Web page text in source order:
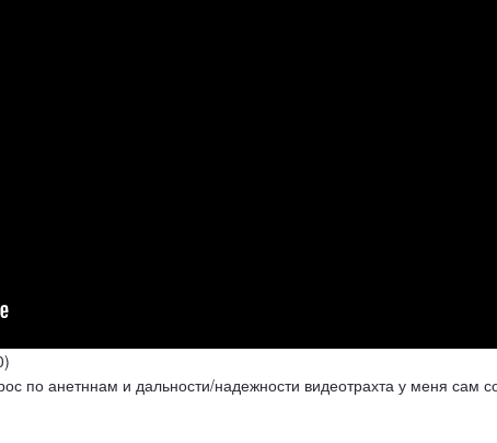
по анетннам и дальности/надежности видеотрахта у меня сам